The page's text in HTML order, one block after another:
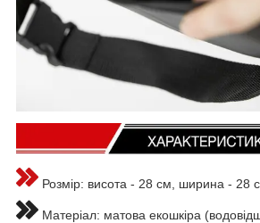
Розмір: висота - 28 см, ширина - 28
Матеріал: матова екошкіра